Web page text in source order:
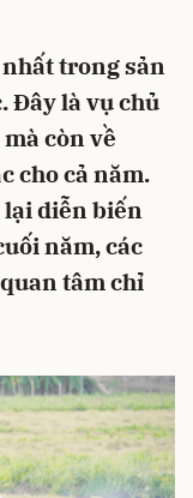
trong sản
Đây là vụ chủ
còn về
cho cả năm.
diễn biến
năm, các
tâm chỉ